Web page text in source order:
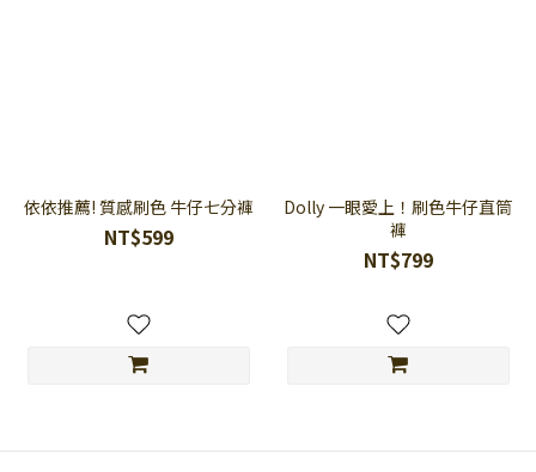
依依推薦! 質感刷色 牛仔七分褲
NT$599
Dolly 一眼愛上！刷色牛仔直筒
褲
NT$799